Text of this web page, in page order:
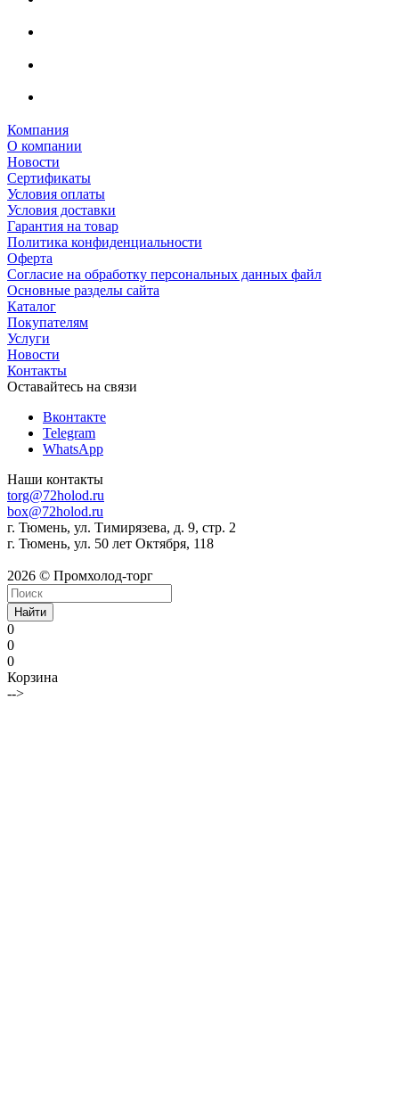
Компания
О компании
Новости
Сертификаты
Условия оплаты
Условия доставки
Гарантия на товар
Политика конфиденциальности
Оферта
Согласие на обработку персональных данных файл
Основные разделы сайта
Каталог
Покупателям
Услуги
Новости
Контакты
Оставайтесь на связи
Вконтакте
Telegram
WhatsApp
Наши контакты
torg@72holod.ru
box@72holod.ru
г. Тюмень, ул. Тимирязева, д. 9, стр. 2
г. Тюмень, ул. 50 лет Октября, 118
2026 © Промхолод-торг
Найти
0
0
0
Корзина
-->